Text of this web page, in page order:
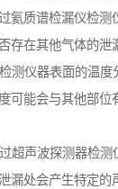
氦质谱检漏仪检测
存在其他气体的泄
测仪器表面的温度
可能会与其他部位
超声波探测器检测
漏处会产生特定的